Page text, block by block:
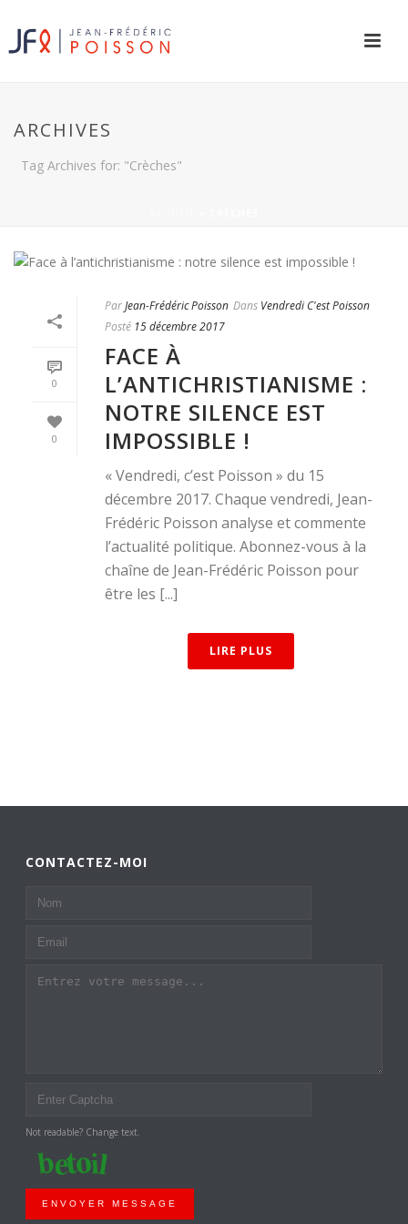
ARCHIVES
Tag Archives for: "Crèches"
0
0
ParJean-Frédéric Poisson Dans Vendredi C'est Poisson
Posté 15 décembre 2017
FACE À
L’ANTICHRISTIANISME :
NOTRE SILENCE EST
IMPOSSIBLE !
« Vendredi, c’est Poisson » du 15
décembre 2017. Chaque vendredi, Jean-
Frédéric Poisson analyse et commente
l’actualité politique. Abonnez-vous à la
chaîne de Jean-Frédéric Poisson pour
être les [...]
LIRE PLUS
CONTACTEZ-MOI
Not readable? Change text.
ENVOYER MESSAGE